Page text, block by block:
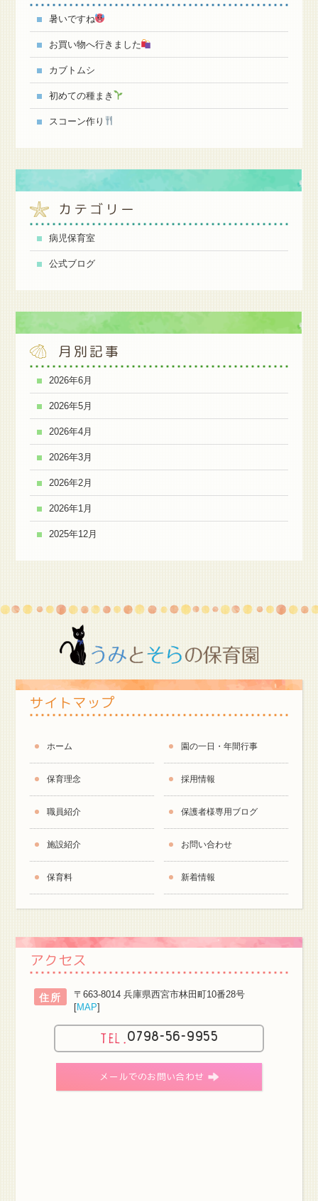
暑いですね
お買い物へ行きました
カブトムシ
初めての種まき
スコーン作り
カテゴリー
病児保育室
公式ブログ
月別記事
2026年6月
2026年5月
2026年4月
2026年3月
2026年2月
2026年1月
2025年12月
サイトマップ
ホーム
保育理念
職員紹介
施設紹介
保育料
園の一日・年間行事
採用情報
保護者様専用ブログ
お問い合わせ
新着情報
アクセス
住所
〒663-8014 兵庫県西宮市林田町10番28号
[MAP]
0798-56-9955
メールでのお問い合わせ